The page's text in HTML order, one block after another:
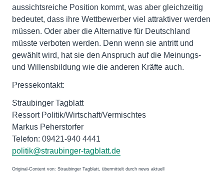
aussichtsreiche Position kommt, was aber gleichzeitig
bedeutet, dass ihre Wettbewerber viel attraktiver werden
müssen. Oder aber die Alternative für Deutschland
müsste verboten werden. Denn wenn sie antritt und
gewählt wird, hat sie den Anspruch auf die Meinungs-
und Willensbildung wie die anderen Kräfte auch.
Pressekontakt:
Straubinger Tagblatt
Ressort Politik/Wirtschaft/Vermischtes
Markus Peherstorfer
Telefon: 09421-940 4441
politik@straubinger-tagblatt.de
Original-Content von: Straubinger Tagblatt, übermittelt durch news aktuell